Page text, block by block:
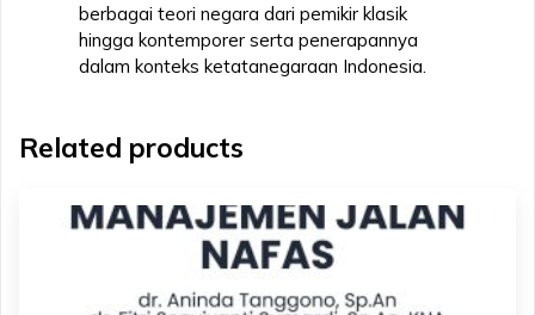
berbagai teori negara dari pemikir klasik
hingga kontemporer serta penerapannya
dalam konteks ketatanegaraan Indonesia.
Related products